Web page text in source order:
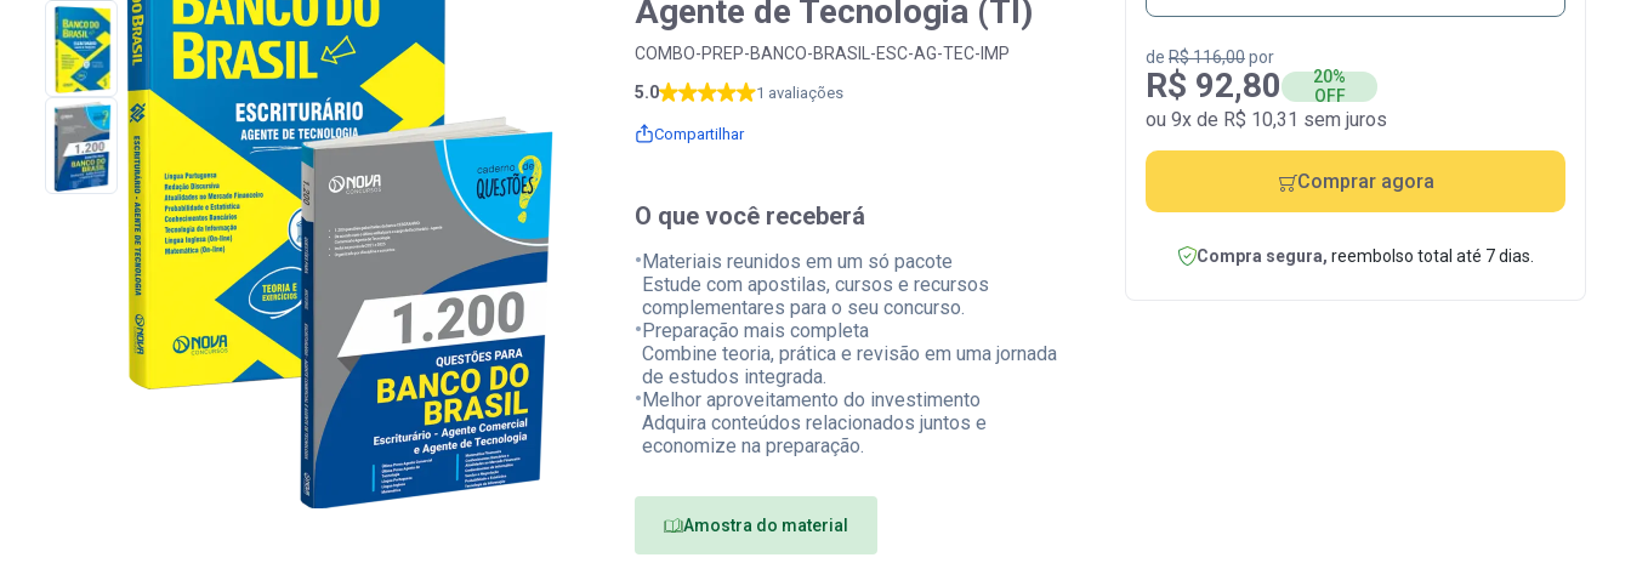
Agente de Tecnologia (TI)
COMBO-PREP-BANCO-BRASIL-ESC-AG-TEC-IMP
5.0
1 avaliações
Compartilhar
O que você receberá
•Materiais reunidos em um só pacote
Estude com apostilas, cursos e recursos
complementares para o seu concurso.
•Preparação mais completa
Combine teoria, prática e revisão em uma jornada
de estudos integrada.
•Melhor aproveitamento do investimento
Adquira conteúdos relacionados juntos e
economize na preparação.
Amostra do material
de R$ 116,00por
R$ 92,80
20%
OFF
ou 9x de R$ 10,31 sem juros
Comprar agora
Compra segura, reembolso total até 7 dias.